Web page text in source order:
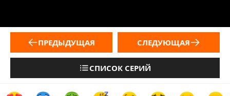
ПРЕДЫДУЩАЯ
СПИСОК СЕРИЙ
СЛЕДУЮЩАЯ